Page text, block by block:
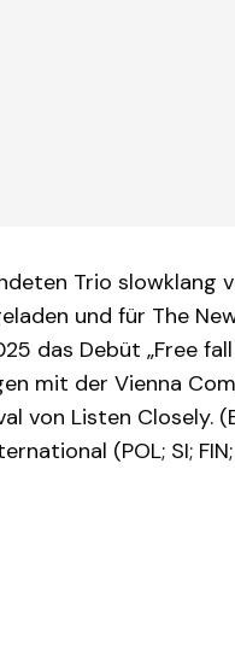
Trio slowklang
und für The
das Debüt „Free
mit der Vienna
von Listen Closely.
(POL; SI; FIN;